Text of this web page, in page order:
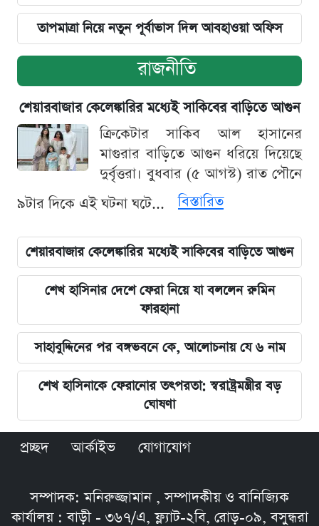
তাপমাত্রা নিয়ে নতুন পূর্বাভাস দিল আবহাওয়া অফিস
রাজনীতি
শেয়ারবাজার কেলেঙ্কারির মধ্যেই সাকিবের বাড়িতে আগুন
ক্রিকেটার সাকিব আল হাসানের
মাগুরার বাড়িতে আগুন ধরিয়ে দিয়েছে
দুর্বৃত্তরা। বুধবার (৫ আগস্ট) রাত পৌনে
৯টার দিকে এই ঘটনা ঘটে...
বিস্তারিত
শেয়ারবাজার কেলেঙ্কারির মধ্যেই সাকিবের বাড়িতে আগুন
শেখ হাসিনার দেশে ফেরা নিয়ে যা বললেন রুমিন
ফারহানা
সাহাবুদ্দিনের পর বঙ্গভবনে কে, আলোচনায় যে ৬ নাম
শেখ হাসিনাকে ফেরানোর তৎপরতা: স্বরাষ্ট্রমন্ত্রীর বড়
ঘোষণা
প্রচ্ছদ আর্কাইভ যোগাযোগ
সম্পাদক: মনিরুজ্জামান , সম্পাদকীয় ও বানিজ্যিক
কার্যালয় : বাড়ী - ৩৬৭/এ, ফ্ল্যাট-২বি, রোড়-০৯, বসুন্ধরা